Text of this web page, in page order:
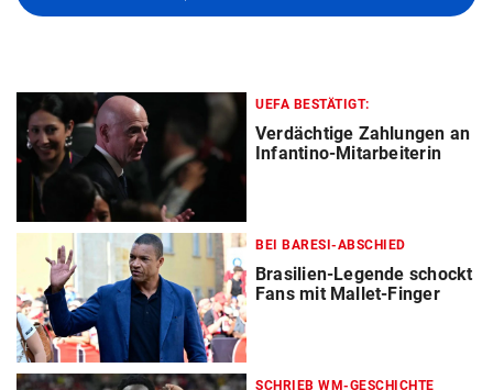
UEFA BESTÄTIGT:
Verdächtige Zahlungen an
Infantino-Mitarbeiterin
BEI BARESI-ABSCHIED
Brasilien-Legende schockt
Fans mit Mallet-Finger
SCHRIEB WM-GESCHICHTE